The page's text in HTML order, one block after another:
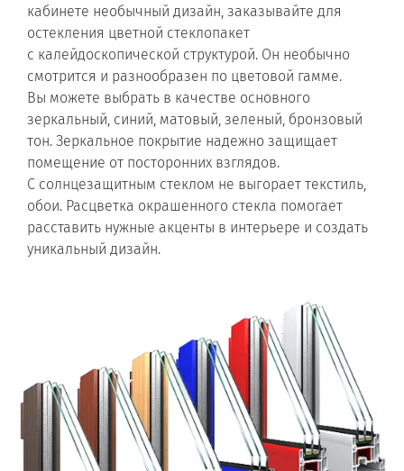
кабинете необычный дизайн, заказывайте для
остекления цветной стеклопакет
с калейдоскопической структурой. Он необычно
смотрится и разнообразен по цветовой гамме.
Вы можете выбрать в качестве основного
зеркальный, синий, матовый, зеленый, бронзовый
тон. Зеркальное покрытие надежно защищает
помещение от посторонних взглядов.
С солнцезащитным стеклом не выгорает текстиль,
обои. Расцветка окрашенного стекла помогает
расставить нужные акценты в интерьере и создать
уникальный дизайн.